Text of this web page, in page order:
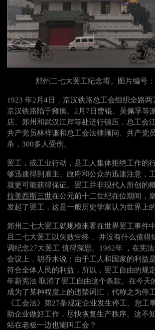
郑州二七大罢工纪念塔。图片编号：
1923年2月4日，京汉铁路总工会组织全路两
京汉铁路陷于瘫痪。2月 7 日曹锟、吴佩孚等
店、郑州和武汉江岸等处进行镇压，总工会
共产党员林祥谦和总工会法律顾问、共产党
杀，300多人受伤。
罢工，或工业行动，是工人集体拒绝工作的
够迅速得到雇主、政府和公众的迅速注意，
就更可能获得保证。罢工并非现代人所创的
拉美西斯三世在公元前十二世纪在位期间，
发起了罢工，这是一般历史学家认为世界上
郑州二七大罢工就规模来看在世界罢工事件
且二七大罢工以失败告终， 并没有什么值得
调纪念27大罢工 值得深思。 1982年 ，在宪
会议上，胡乔木说：由于工人和国家的利益
符合全体人民的利益，所以，罢工自由的规
年新宪法 取消了罢工自由这个条款。在今天
成为了某种程度上的违禁词汇，代称之为停
《工会法》第27条规定企业发生停工、怠工
助企业做好工作，尽快恢复生产秩序。这不
站在老板一边也能叫工会？